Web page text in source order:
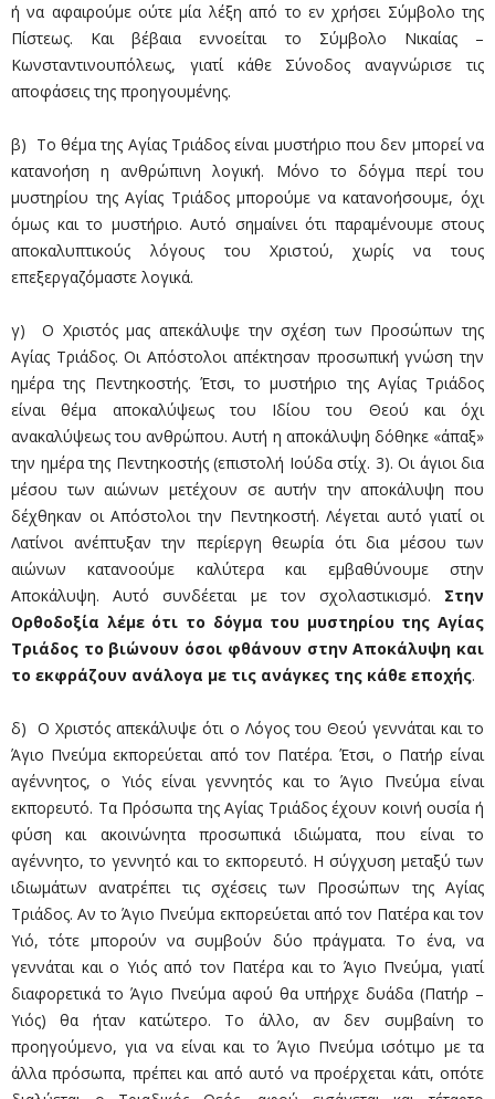
ή να αφαιρούμε ούτε μία λέξη από το εν χρήσει Σύμβολο της
Πίστεως. Και βέβαια εννοείται το Σύμβολο Νικαίας –
Κωνσταντινουπόλεως, γιατί κάθε Σύνοδος αναγνώρισε τις
αποφάσεις της προηγουμένης.
β) Το θέμα της Αγίας Τριάδος είναι μυστήριο που δεν μπορεί να
κατανοήση η ανθρώπινη λογική. Μόνο το δόγμα περί του
μυστηρίου της Αγίας Τριάδος μπορούμε να κατανοήσουμε, όχι
όμως και το μυστήριο. Αυτό σημαίνει ότι παραμένουμε στους
αποκαλυπτικούς λόγους του Χριστού, χωρίς να τους
επεξεργαζόμαστε λογικά.
γ) Ο Χριστός μας απεκάλυψε την σχέση των Προσώπων της
Αγίας Τριάδος. Οι Απόστολοι απέκτησαν προσωπική γνώση την
ημέρα της Πεντηκοστής. Έτσι, το μυστήριο της Αγίας Τριάδος
είναι θέμα αποκαλύψεως του Ιδίου του Θεού και όχι
ανακαλύψεως του ανθρώπου. Αυτή η αποκάλυψη δόθηκε «άπαξ»
την ημέρα της Πεντηκοστής (επιστολή Ιούδα στίχ. 3). Οι άγιοι δια
μέσου των αιώνων μετέχουν σε αυτήν την αποκάλυψη που
δέχθηκαν οι Απόστολοι την Πεντηκοστή. Λέγεται αυτό γιατί οι
Λατίνοι ανέπτυξαν την περίεργη θεωρία ότι δια μέσου των
αιώνων κατανοούμε καλύτερα και εμβαθύνουμε στην
Αποκάλυψη. Αυτό συνδέεται με τον σχολαστικισμό. Στην
Ορθοδοξία λέμε ότι το δόγμα του μυστηρίου της Αγίας
Τριάδος το βιώνουν όσοι φθάνουν στην Αποκάλυψη και
το εκφράζουν ανάλογα με τις ανάγκες της κάθε εποχής.
δ) Ο Χριστός απεκάλυψε ότι ο Λόγος του Θεού γεννάται και το
Άγιο Πνεύμα εκπορεύεται από τον Πατέρα. Έτσι, ο Πατήρ είναι
αγέννητος, ο Υιός είναι γεννητός και το Άγιο Πνεύμα είναι
εκπορευτό. Τα Πρόσωπα της Αγίας Τριάδος έχουν κοινή ουσία ή
φύση και ακοινώνητα προσωπικά ιδιώματα, που είναι το
αγέννητο, το γεννητό και το εκπορευτό. Η σύγχυση μεταξύ των
ιδιωμάτων ανατρέπει τις σχέσεις των Προσώπων της Αγίας
Τριάδος. Αν το Άγιο Πνεύμα εκπορεύεται από τον Πατέρα και τον
Υιό, τότε μπορούν να συμβούν δύο πράγματα. Το ένα, να
γεννάται και ο Υιός από τον Πατέρα και το Άγιο Πνεύμα, γιατί
διαφορετικά το Άγιο Πνεύμα αφού θα υπήρχε δυάδα (Πατήρ –
Υιός) θα ήταν κατώτερο. Το άλλο, αν δεν συμβαίνη το
προηγούμενο, για να είναι και το Άγιο Πνεύμα ισότιμο με τα
άλλα πρόσωπα, πρέπει και από αυτό να προέρχεται κάτι, οπότε